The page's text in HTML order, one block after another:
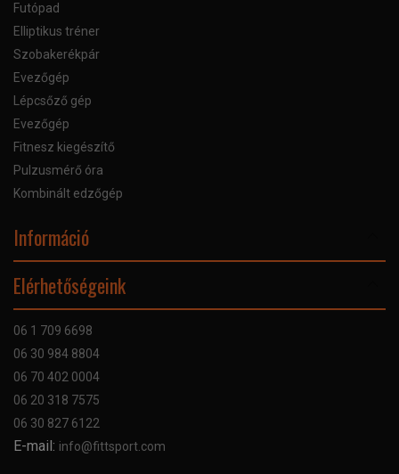
Futópad
Elliptikus tréner
Szobakerékpár
Evezőgép
Lépcsőző gép
Evezőgép
Fitnesz kiegészítő
Pulzusmérő óra
Kombinált edzőgép
Információ
Bankkártyás fizetés
Elérhetőségeink
06 1 709 6698
06 30 984 8804
06 70 402 0004
06 20 318 7575
06 30 827 6122
E-mail: info@fittsport.com